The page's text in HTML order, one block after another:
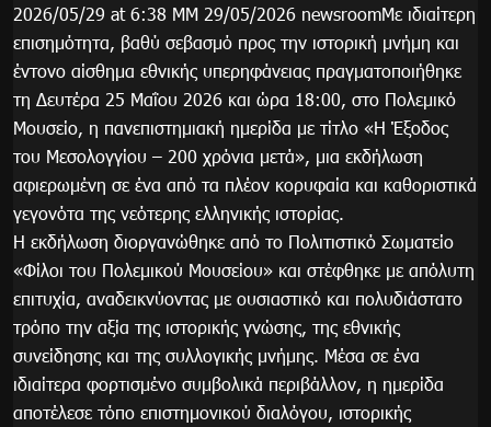
2026/05/29 at 6:38 ΜΜ 29/05/2026 newsroomΜε ιδιαίτερη
επισημότητα, βαθύ σεβασμό προς την ιστορική μνήμη και
έντονο αίσθημα εθνικής υπερηφάνειας πραγματοποιήθηκε
τη Δευτέρα 25 Μαΐου 2026 και ώρα 18:00, στο Πολεμικό
Μουσείο, η πανεπιστημιακή ημερίδα με τίτλο «Η Έξοδος
του Μεσολογγίου – 200 χρόνια μετά», μια εκδήλωση
αφιερωμένη σε ένα από τα πλέον κορυφαία και καθοριστικά
γεγονότα της νεότερης ελληνικής ιστορίας.
Η εκδήλωση διοργανώθηκε από το Πολιτιστικό Σωματείο
«Φίλοι του Πολεμικού Μουσείου» και στέφθηκε με απόλυτη
επιτυχία, αναδεικνύοντας με ουσιαστικό και πολυδιάστατο
τρόπο την αξία της ιστορικής γνώσης, της εθνικής
συνείδησης και της συλλογικής μνήμης. Μέσα σε ένα
ιδιαίτερα φορτισμένο συμβολικά περιβάλλον, η ημερίδα
αποτέλεσε τόπο επιστημονικού διαλόγου, ιστορικής